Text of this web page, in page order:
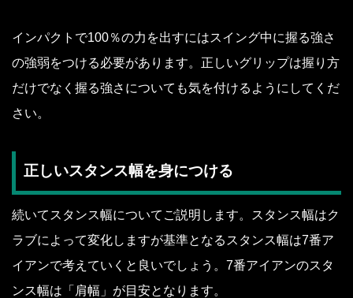
インパクトで100％の力を出すにはスイング中に握る強さ
の強弱をつける必要があります。正しいグリップは握り方
だけでなく握る強さについても気を付けるようにしてくだ
さい。
正しいスタンス幅を身につける
続いてスタンス幅についてご説明します。スタンス幅はク
ラブによって変化しますが基準となるスタンス幅は7番ア
イアンで考えていくと良いでしょう。7番アイアンのスタ
ンス幅は「肩幅」が目安となります。